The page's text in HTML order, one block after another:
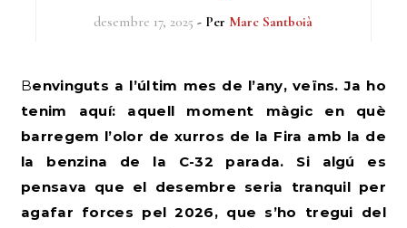
desembre 17, 2025 - Per Marc Santboià
Benvinguts a l’últim mes de l’any, veïns. Ja ho
tenim aquí: aquell moment màgic en què
barregem l’olor de xurros de la Fira amb la de
la benzina de la C-32 parada. Si algú es
pensava que el desembre seria tranquil per
agafar forces pel 2026, que s’ho tregui del